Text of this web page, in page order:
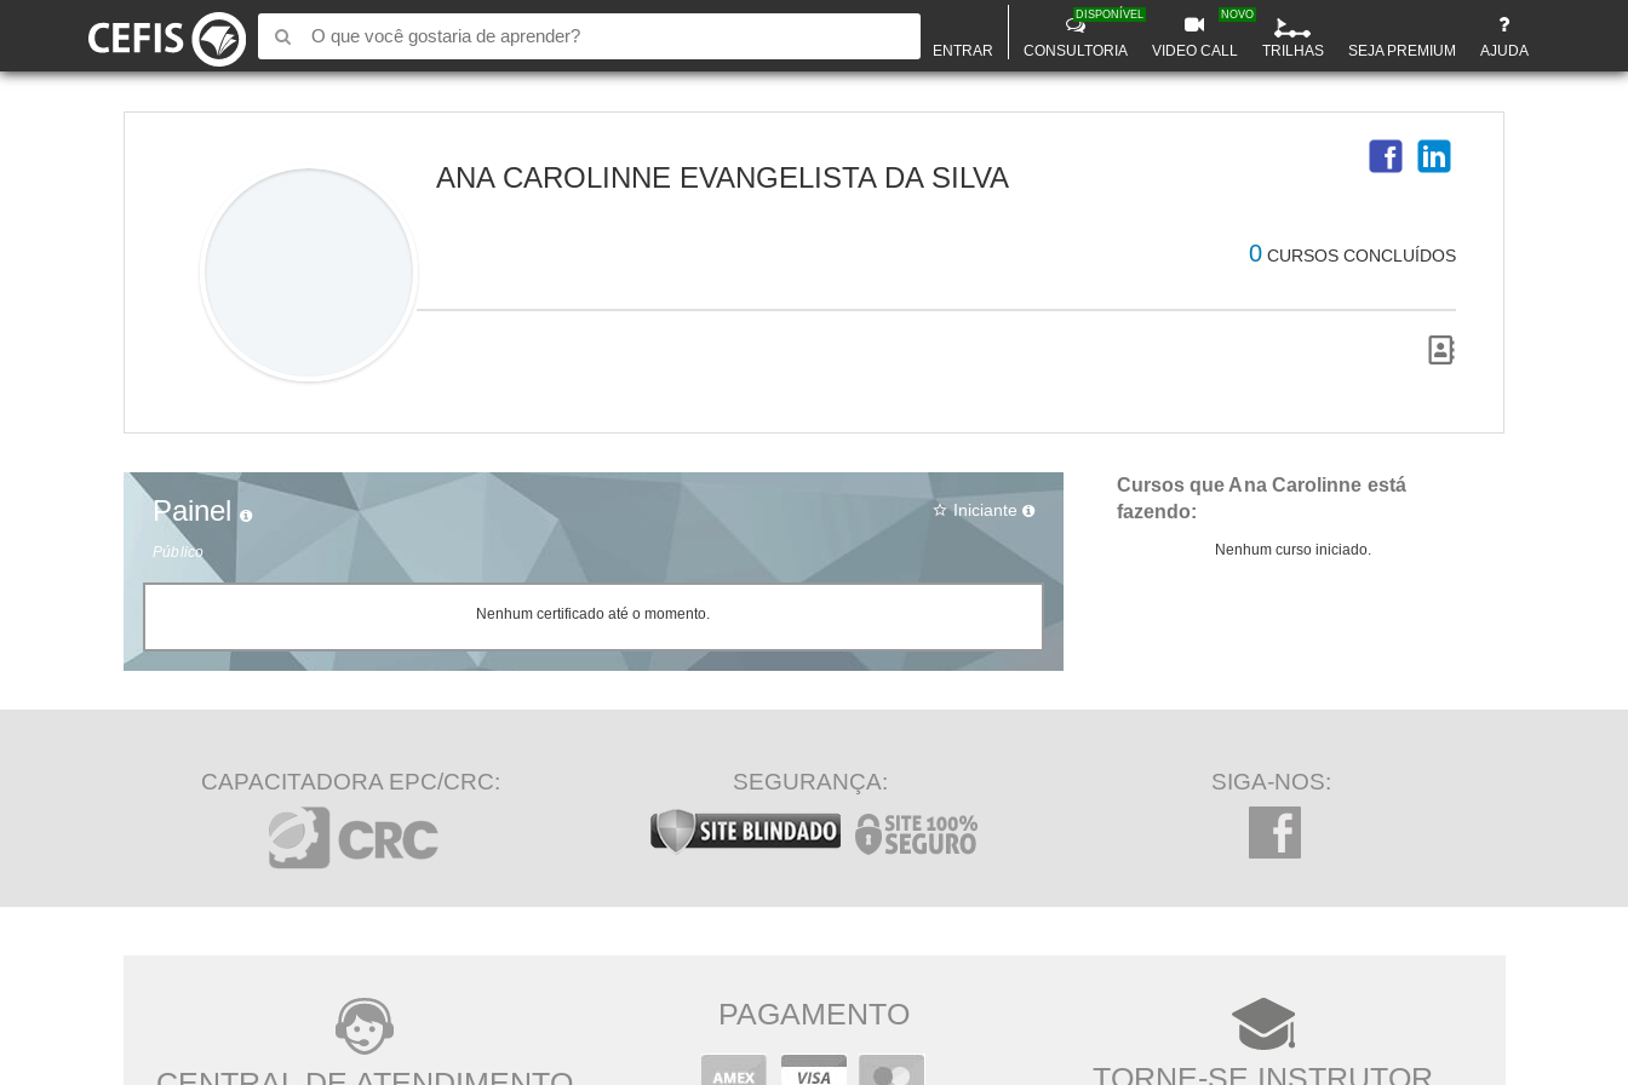
ENTRAR CONSULTORIA
DISPONÍVEL
VIDEO CALL
NOVO
TRILHAS SEJA PREMIUM AJUDA
ANA CAROLINNE EVANGELISTA DA SILVA
0 CURSOS CONCLUÍDOS
Painel
Público
star_border Iniciante
Nenhum certificado até o momento.
Cursos que Ana Carolinne está
fazendo:
Nenhum curso iniciado.
CAPACITADORA EPC/CRC: SEGURANÇA: SIGA-NOS:
PAGAMENTO
TORNE-SE INSTRUTOR